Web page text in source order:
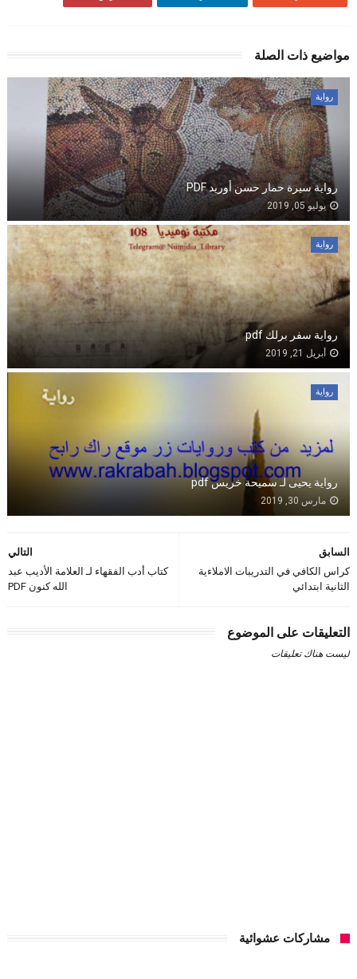
مواضيع ذات الصلة
رواية
رواية سيرة حمار حسن أوريد PDF
يوليو 05, 2019
رواية
رواية سفر برلك pdf
أبريل 21, 2019
رواية
رواية يحيى لـ سميحة خريس pdf
مارس 30, 2019
التالي
كتاب أدب الفقهاء لـ العلامة الأديب عبد
الله كنون PDF
السابق
كراس الكافي في التدريبات الاملاءية
الثانية ابتدائي
التعليقات على الموضوع
ليست هناك تعليقات
مشاركات عشوائية